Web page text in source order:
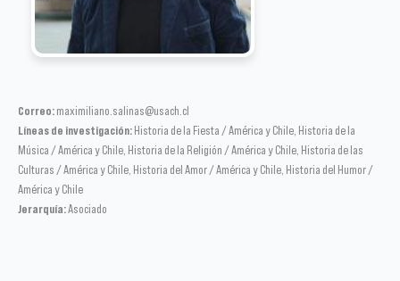
Correo: maximiliano.salinas@usach.cl
Líneas de investigación: Historia de la Fiesta / América y Chile, Historia de la
Música / América y Chile, Historia de la Religión / América y Chile, Historia de las
Culturas / América y Chile, Historia del Amor / América y Chile, Historia del Humor /
América y Chile
Jerarquía:Asociado